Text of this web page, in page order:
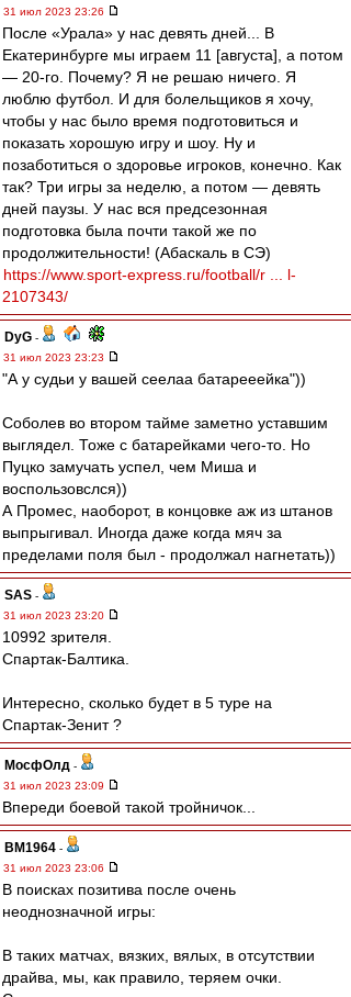
31 июл 2023 23:26
После «Урала» у нас девять дней... В
Екатеринбурге мы играем 11 [августа], а потом
— 20-го. Почему? Я не решаю ничего. Я
люблю футбол. И для болельщиков я хочу,
чтобы у нас было время подготовиться и
показать хорошую игру и шоу. Ну и
позаботиться о здоровье игроков, конечно. Как
так? Три игры за неделю, а потом — девять
дней паузы. У нас вся предсезонная
подготовка была почти такой же по
продолжительности! (Абаскаль в СЭ)
https://www.sport-express.ru/football/r ... l-
2107343/
DyG -
31 июл 2023 23:23
"А у судьи у вашей сеелаа батарееейка"))
Соболев во втором тайме заметно уставшим
выглядел. Тоже с батарейками чего-то. Но
Пуцко замучать успел, чем Миша и
воспользовслся))
А Промес, наоборот, в концовке аж из штанов
выпрыгивал. Иногда даже когда мяч за
пределами поля был - продолжал нагнетать))
SAS -
31 июл 2023 23:20
10992 зрителя.
Спартак-Балтика.
Интересно, сколько будет в 5 туре на
Спартак-Зенит ?
МосфОлд -
31 июл 2023 23:09
Впереди боевой такой тройничок...
BM1964 -
31 июл 2023 23:06
В поисках позитива после очень
неоднозначной игры:
В таких матчах, вязких, вялых, в отсутствии
драйва, мы, как правило, теряем очки.